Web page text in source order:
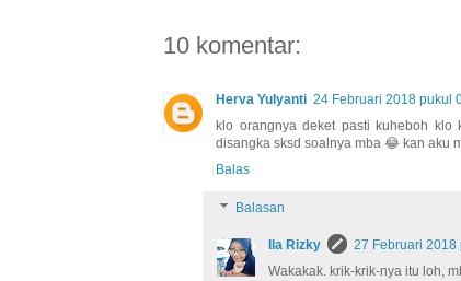
10 komentar:
Herva Yulyanti 24 Februari 2018 pukul
klo orangnya deket pasti kuheboh
disangka sksd soalnya mba 😂 kan aku
Balas
Balasan
Ila Rizky
27 Februari 2018
Wakakak. krik-krik-nya itu loh,